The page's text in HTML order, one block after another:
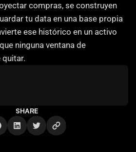
compras, se construyen
tu data en una base propia
ese histórico en un activo
ninguna ventana de
SHARE